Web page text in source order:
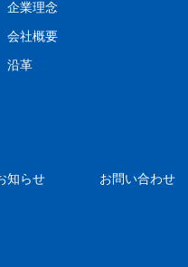
企業理念
会社概要
沿革
知らせ お問い合わせ